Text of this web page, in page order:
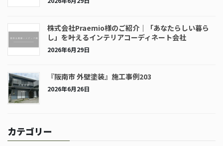
株式会社Praemio様のご紹介｜「あなたらしい暮ら
し」を叶えるインテリアコーディネート会社
2026年6月29日
『阪南市 外壁塗装』施工事例203
2026年6月26日
カテゴリー